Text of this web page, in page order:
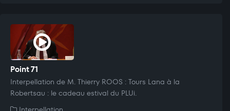
Point 71
Interpellation de M. Thierry ROOS : Tours Lana à la
Robertsau : le cadeau estival du PLUi.